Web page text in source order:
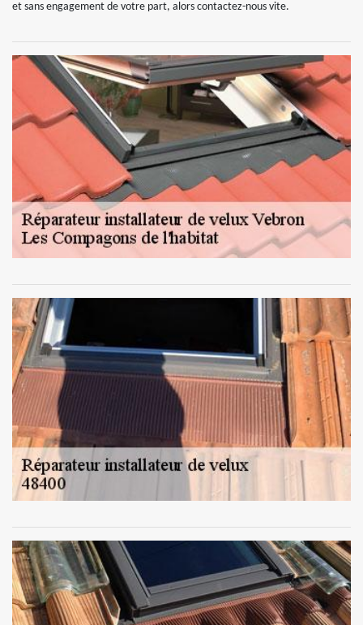
et sans engagement de votre part, alors contactez-nous vite.